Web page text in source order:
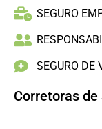
SEGURO
SEGURO DE
Corretoras